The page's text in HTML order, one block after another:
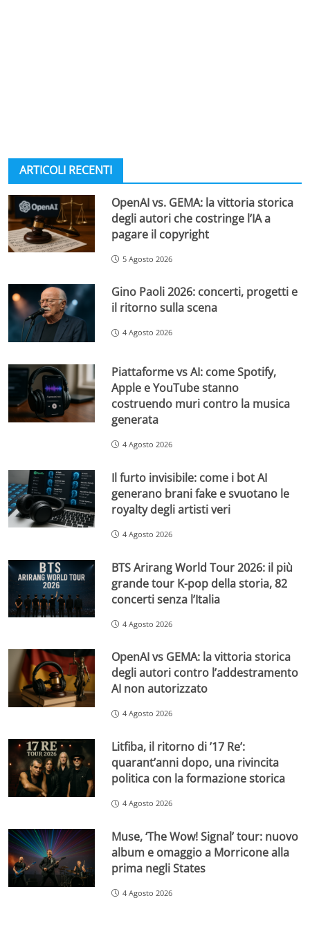
ARTICOLI RECENTI
OpenAI vs. GEMA: la vittoria storica
degli autori che costringe l’IA a
pagare il copyright
5 Agosto 2026
Gino Paoli 2026: concerti, progetti e
il ritorno sulla scena
4 Agosto 2026
Piattaforme vs AI: come Spotify,
Apple e YouTube stanno
costruendo muri contro la musica
generata
4 Agosto 2026
Il furto invisibile: come i bot AI
generano brani fake e svuotano le
royalty degli artisti veri
4 Agosto 2026
BTS Arirang World Tour 2026: il più
grande tour K-pop della storia, 82
concerti senza l’Italia
4 Agosto 2026
OpenAI vs GEMA: la vittoria storica
degli autori contro l’addestramento
AI non autorizzato
4 Agosto 2026
Litfiba, il ritorno di ’17 Re’:
quarant’anni dopo, una rivincita
politica con la formazione storica
4 Agosto 2026
Muse, ‘The Wow! Signal’ tour: nuovo
album e omaggio a Morricone alla
prima negli States
4 Agosto 2026